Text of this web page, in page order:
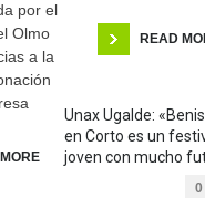
por el
Olmo
a la
READ
Unax Ugalde:
en Corto es un
joven con mucho
0